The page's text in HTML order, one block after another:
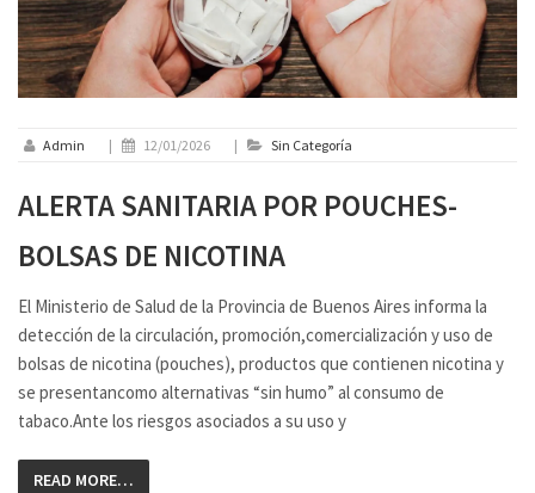
Admin | 12/01/2026 | Sin Categoría
ALERTA SANITARIA POR POUCHES-
BOLSAS DE NICOTINA
El Ministerio de Salud de la Provincia de Buenos Aires informa la
detección de la circulación, promoción,comercialización y uso de
bolsas de nicotina (pouches), productos que contienen nicotina y
se presentancomo alternativas “sin humo” al consumo de
tabaco.Ante los riesgos asociados a su uso y
READ MORE…